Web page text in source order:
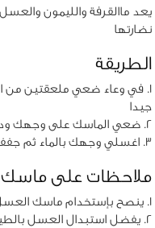
نضارتها
الطريقة
جيدا
ضعي الماسك على وجهك ودلكي
اغسلي وجهك بالماء ثم
ملاحظات على ماسك
ينصح بإستخدام ماسك العسل
يفضل استبدال العسل